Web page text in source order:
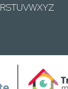
RSTUVWXYZ